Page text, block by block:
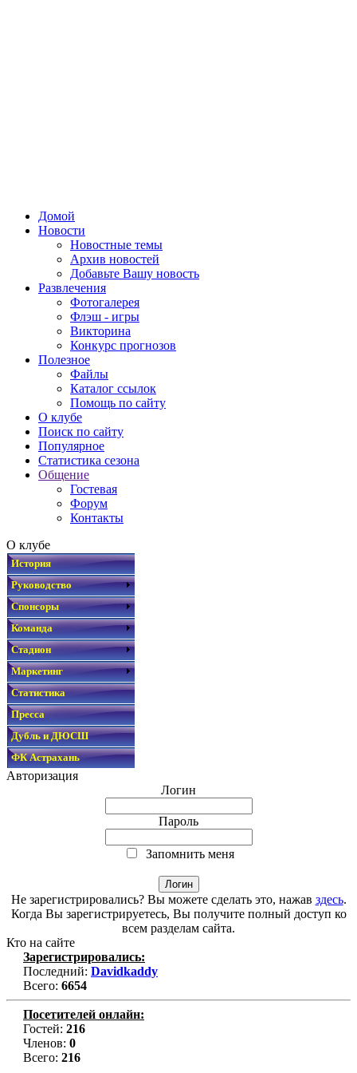
Домой
Новости
Новостные темы
Архив новостей
Добавьте Вашу новость
Развлечения
Фотогалерея
Флэш - игры
Викторина
Конкурс прогнозов
Полезное
Файлы
Каталог ссылок
Помощь по сайту
О клубе
Поиск по сайту
Популярное
Статистика сезона
Общение
Гостевая
Форум
Контакты
О клубе
История
Руководство
Спонсоры
Команда
Стадион
Маркетинг
Статистика
Пресса
Дубль и ДЮСШ
ФК Астрахань
Авторизация
Логин
Пароль
Запомнить меня
Не зарегистрировались? Вы можете сделать это, нажав здесь.
Когда Вы зарегистрируетесь, Вы получите полный доступ ко
всем разделам сайта.
Кто на сайте
Зарегистрировались:
Последний: Davidkaddy
Всего: 6654
Посетителей онлайн:
Гостей: 216
Членов: 0
Всего: 216